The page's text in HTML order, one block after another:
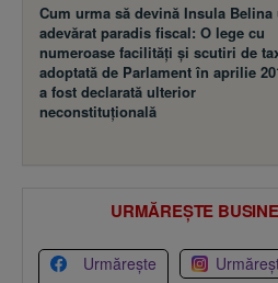
Cum urma să devină Insula Belina
adevărat paradis fiscal: O lege cu
numeroase facilităţi şi scutiri de
adoptată de Parlament în aprilie
a fost declarată ulterior
neconstituţională
URMĂREȘTE
Urmărește